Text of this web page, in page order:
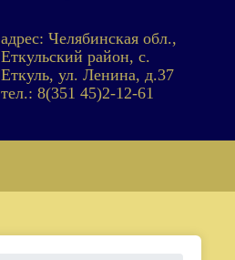
адрес: Челябинская обл.,
Еткульский район, с.
Еткуль, ул. Ленина, д.37
тел.: 8(351 45)2-12-61